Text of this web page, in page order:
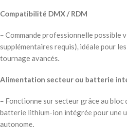
Compatibilité DMX / RDM
– Commande professionnelle possible
supplémentaires requis), idéale pour
tournage avancés.
Alimentation secteur ou batterie
– Fonctionne sur secteur grâce au
batterie lithium-ion intégrée pour une
autonome.